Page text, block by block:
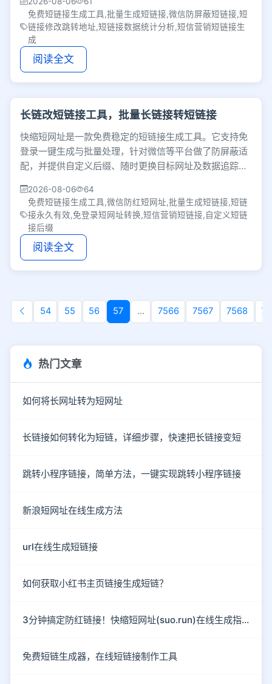
免费短链接生成工具,批量生成短链接,微信防屏蔽短链接,短
链接修改跳转地址,短链接数据统计分析,短信营销短链接生
成
阅读全文
长链改短链接工具，批量长链接转短链接
快缩短网址是一款免费稳定的短链接生成工具。它支持免
登录一键生成与批量处理，针对微信等平台做了防屏蔽适
配，并提供自定义后缀、随时更换目标网址及数据追踪等
2026-08-06
64
免费短链接生成工具,微信防红短网址,批量生成短链接,短链
接永久有效,免登录短网址转换,短信营销短链接,自定义短链
接后缀
阅读全文
54 55 56 57 ... 7566 7567 7568
热门文章
如何将长网址转为短网址
长链接如何转化为短链，详细步骤，快速把长链接变短
跳转小程序链接，简单方法，一键实现跳转小程序链接
新浪短网址在线生成方法
url在线生成短链接
如何获取小红书主页链接生成短链？
3分钟搞定防红链接！快缩短网址(suo.run)在线生成指南
免费短链生成器，在线短链接制作工具